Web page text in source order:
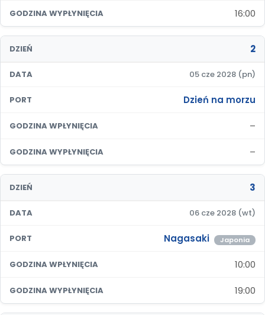
GODZINA WYPŁYNIĘCIA 16:00
DZIEŃ 2
DATA 05 cze 2028 (pn)
PORT Dzień na morzu
GODZINA WPŁYNIĘCIA –
GODZINA WYPŁYNIĘCIA –
DZIEŃ 3
DATA 06 cze 2028 (wt)
PORT Nagasaki Japonia
GODZINA WPŁYNIĘCIA 10:00
GODZINA WYPŁYNIĘCIA 19:00